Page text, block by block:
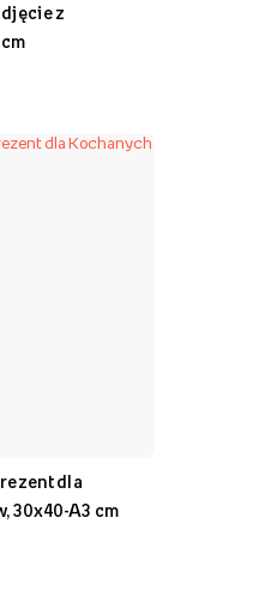
z
dla
30x40-A3 cm